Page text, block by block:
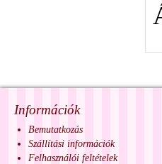
Információk
Bemutatkozás
Szállítási információk
Felhasználói feltételek